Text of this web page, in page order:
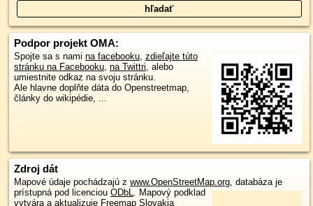
Podpor projekt OMA:
Spojte sa s nami na facebooku, zdieľajte túto
stránku na Facebooku, na Twittri, alebo
umiestnite odkaz na svoju stránku.
Ale hlavne doplňte dáta do Openstreetmap,
články do wikipédie, ...
Zdroj dát
Mapové údaje pochádzajú z www.OpenStreetMap.org, databáza je
prístupná pod licenciou ODbL. Mapový podklad
vytvára a aktualizuje Freemap Slovakia